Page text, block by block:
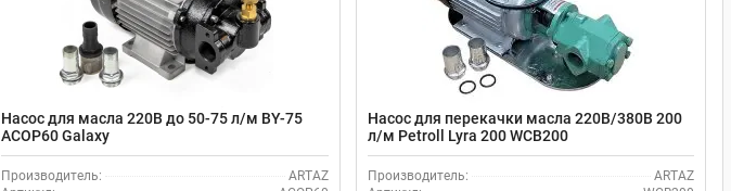
Насос для масла 220В до 50-75 л/м BY-75
ACOP60 Galaxy
Производитель:
ARTAZ
Насос для перекачки масла 220В/380В 200
л/м Petroll Lyra 200 WCB200
Производитель:
ARTAZ